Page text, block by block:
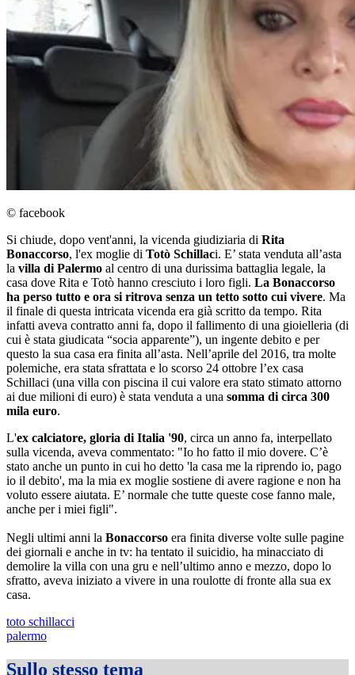
© facebook
Si chiude, dopo vent'anni, la vicenda giudiziaria di Rita
Bonaccorso, l'ex moglie di Totò Schillaci. E’ stata venduta all’asta
la villa di Palermo al centro di una durissima battaglia legale, la
casa dove Rita e Totò hanno cresciuto i loro figli. La Bonaccorso
ha perso tutto e ora si ritrova senza un tetto sotto cui vivere. Ma
il finale di questa intricata vicenda era già scritto da tempo. Rita
infatti aveva contratto anni fa, dopo il fallimento di una gioielleria (di
cui è stata giudicata “socia apparente”), un ingente debito e per
questo la sua casa era finita all’asta. Nell’aprile del 2016, tra molte
polemiche, era stata sfrattata e lo scorso 24 ottobre l’ex casa
Schillaci (una villa con piscina il cui valore era stato stimato attorno
ai due milioni di euro) è stata venduta a una somma di circa 300
mila euro.
L'ex calciatore, gloria di Italia '90, circa un anno fa, interpellato
sulla vicenda, aveva commentato: "Io ho fatto il mio dovere. C’è
stato anche un punto in cui ho detto 'la casa me la riprendo io, pago
io il debito', ma la mia ex moglie sostiene di avere ragione e non ha
voluto essere aiutata. E’ normale che tutte queste cose fanno male,
anche per i miei figli".
Negli ultimi anni la Bonaccorso era finita diverse volte sulle pagine
dei giornali e anche in tv: ha tentato il suicidio, ha minacciato di
demolire la villa con una gru e nell’ultimo anno e mezzo, dopo lo
sfratto, aveva iniziato a vivere in una roulotte di fronte alla sua ex
casa.
toto schillacci
palermo
Sullo stesso tema